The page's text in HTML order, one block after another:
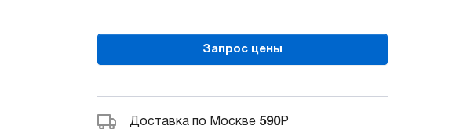
Запрос цены
Доставка по Москве 590Р